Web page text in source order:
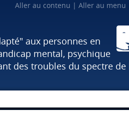
Aller au contenu Aller au menu
aux personnes en
mental, psychique
des troubles du spectre